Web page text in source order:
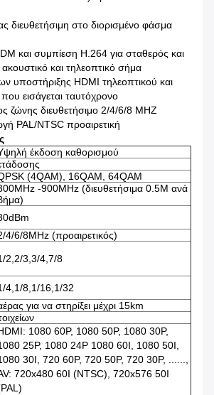
διευθετήσιμη στο διορισμένο φάσμα
και συμπίεση H.264 για σταθερός και
και τηλεοπτικό σήμα
υποστήριξης HDMI τηλεοπτικού και
εισάγεται ταυτόχρονο
ζώνης διευθετήσιμο 2/4/6/8 MHZ
PAL/NTSC προαιρετική
έκδοση καθορισμού
(4QAM), 16QAM, 64QAM
-900MHz (διευθετήσιμα 0.5M ανά
4/6/8MHz (προαιρετικός)
2,2/3,3/4,7/8
4,1/8,1/16,1/32
για να στηρίξει μέχρι 15km
1080 60P, 1080 50P, 1080 30P,
25P, 1080 24P 1080 60I, 1080 50I,
30I, 720 60P, 720 50P, 720 30P, ......,
720x480 60I (NTSC), 720x576 50I